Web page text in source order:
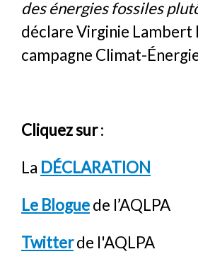
des énergies fossiles
déclare Virginie Lambert
campagne Climat-
Cliquez sur:
La DÉCLARATION
Le Bloguede l’AQLPA
Twitterde l'AQLPA